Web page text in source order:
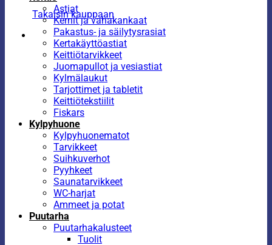
Takaisin kauppaan
Astiat
Kernit ja vahakankaat
Pakastus- ja säilytysrasiat
Kertakäyttöastiat
Keittiötarvikkeet
Juomapullot ja vesiastiat
Kylmälaukut
Tarjottimet ja tabletit
Keittiötekstiilit
Fiskars
Kylpyhuone
Kylpyhuonematot
Tarvikkeet
Suihkuverhot
Pyyhkeet
Saunatarvikkeet
WC-harjat
Ammeet ja potat
Puutarha
Puutarhakalusteet
Tuolit